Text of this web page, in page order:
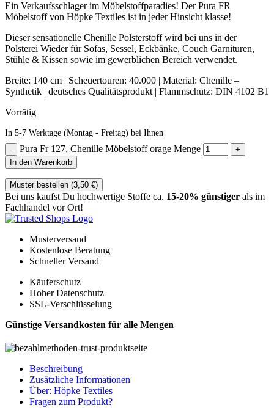
Ein Verkaufsschlager im Möbelstoffparadies! Der Pura FR
Möbelstoff von Höpke Textiles ist in jeder Hinsicht klasse!
Dieser sensationelle Chenille Polsterstoff wird bei uns in der
Polsterei Wieder für Sofas, Sessel, Eckbänke, Couch Garnituren,
Stühle & Kissen sowie im gewerblichen Bereich verwendet.
Breite: 140 cm | Scheuertouren: 40.000 | Material: Chenille –
Synthetik | deutsches Qualitätsprodukt | Flammschutz: DIN 4102 B1
Vorrätig
In 5-7 Werktage (Montag - Freitag) bei Ihnen
Pura Fr 127, Chenille Möbelstoff orage Menge
In den Warenkorb
Muster bestellen (3,50 €)
Bei uns kaufst Du hochwertige Stoffe ca. 15-20% günstiger als im
Fachhandel vor Ort!
Musterversand
Kostenlose Beratung
Schneller Versand
Käuferschutz
Hoher Datenschutz
SSL-Verschlüsselung
Günstige Versandkosten für alle Mengen
Beschreibung
Zusätzliche Informationen
Über: Höpke Textiles
Fragen zum Produkt?